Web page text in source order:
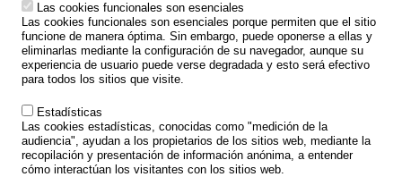
TRATAMIENTO DE DATOS PERSONALES PROCEDENTES DE
ACCIDENTES DE TRÁFICO
ESTUDIOS
CONVOCATORIA DE PROYECTOS DE ESTUDIOS
POLÍTICA DE SEGURIDAD VIAL
Outils
EVENTOS
Las cookies funcionales son esenciales
Las cookies funcionales son esenciales porque permiten que el sitio
funcione de manera óptima. Sin embargo, puede oponerse a ellas y
eliminarlas mediante la configuración de su navegador, aunque su
experiencia de usuario puede verse degradada y esto será efectivo
para todos los sitios que visite.
Estadísticas
Las cookies estadísticas, conocidas como "medición de la
audiencia", ayudan a los propietarios de los sitios web, mediante la
recopilación y presentación de información anónima, a entender
cómo interactúan los visitantes con los sitios web.